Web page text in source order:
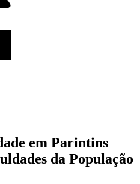
em Parintins
da População